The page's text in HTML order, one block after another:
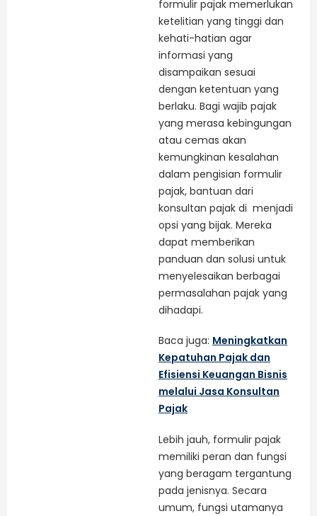
formulir pajak memerlukan
ketelitian yang tinggi dan
kehati-hatian agar
informasi yang
disampaikan sesuai
dengan ketentuan yang
berlaku. Bagi wajib pajak
yang merasa kebingungan
atau cemas akan
kemungkinan kesalahan
dalam pengisian formulir
pajak, bantuan dari
konsultan pajak di menjadi
opsi yang bijak. Mereka
dapat memberikan
panduan dan solusi untuk
menyelesaikan berbagai
permasalahan pajak yang
dihadapi.
Baca juga: Meningkatkan
Kepatuhan Pajak dan
Efisiensi Keuangan Bisnis
melalui Jasa Konsultan
Pajak
Lebih jauh, formulir pajak
memiliki peran dan fungsi
yang beragam tergantung
pada jenisnya. Secara
umum, fungsi utamanya